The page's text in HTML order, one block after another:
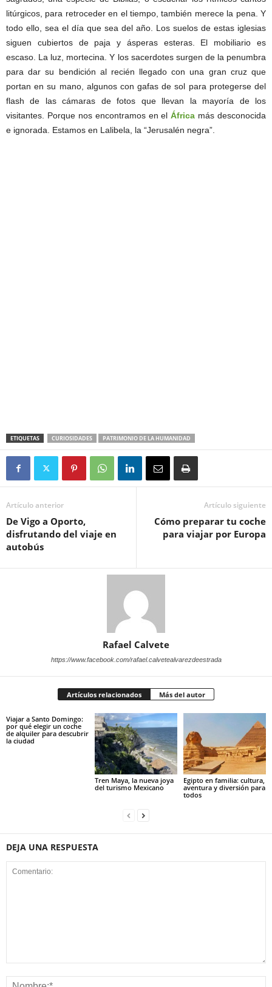
litúrgicos, para retroceder en el tiempo, también merece la pena. Y
todo ello, sea el día que sea del año. Los suelos de estas iglesias
siguen cubiertos de paja y ásperas esteras. El mobiliario es
escaso. La luz, mortecina. Y los sacerdotes surgen de la penumbra
para dar su bendición al recién llegado con una gran cruz que
portan en su mano, algunos con gafas de sol para protegerse del
flash de las cámaras de fotos que llevan la mayoría de los
visitantes. Porque nos encontramos en elÁfrica más desconocida
e ignorada. Estamos en Lalibela, la “Jerusalén negra”.
ETIQUETAS CURIOSIDADES PATRIMONIO DE LA HUMANIDAD
Artículo anterior
De Vigo a Oporto,
disfrutando del viaje en
autobús
Artículo siguiente
Cómo preparar tu coche
para viajar por Europa
Rafael Calvete
https://www.facebook.com/rafael.calvetealvarezdeestrada
Artículos relacionados Más del autor
Viajar a Santo Domingo:
por qué elegir un coche
de alquiler para descubrir
la ciudad
Tren Maya, la nueva joya
del turismo Mexicano
Egipto en familia: cultura,
aventura y diversión para
todos
DEJA UNA RESPUESTA